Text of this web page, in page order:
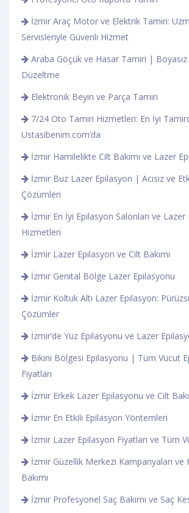
İzmir Araç Motor ve Elektrik Tamiri:
Servisleriyle Güvenli Hizmet
Araba Göçük ve Hasar Tamiri |
Düzeltme
Elektronik Beyin ve Parça Tamiri
7/24 Oto Tamiri Hizmetleri: En İyi
Ustasibenim.com’da
İzmir Hamilelikte Cilt Bakımı ve Lazer
İzmir Buz Lazer Epilasyon | Acısız ve
Çözümleri
İzmir En İyi Epilasyon Salonları ve Lazer
Hizmetleri
İzmir Lazer Epilasyon ve Cilt Bakımı
İzmir Genital Bölge Lazer Epilasyonu
İzmir Koltuk Altı Lazer Epilasyon:
Çözümler
İzmir’de Yüz Epilasyonu ve Lazer
Bikini Bölgesi Epilasyonu | Tüm Vücut
Fiyatları
İzmir Erkek Lazer Epilasyonu ve Cilt
İzmir En Etkili Epilasyon Yöntemleri
İzmir Lazer Epilasyon Fiyatları ve Tüm
İzmir Güzellik Merkezi Kampanyaları ve
Bakımı
İzmir Profesyonel Saç Bakımı ve Saç